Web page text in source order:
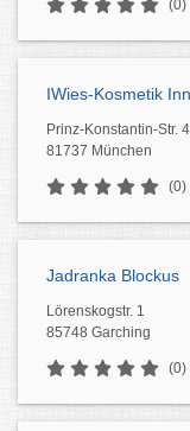
(0)
IWies-Kosmetik
Prinz-Konstantin-Str. 4
81737 München
(0)
Jadranka Blockus
Lörenskogstr. 1
85748 Garching
(0)